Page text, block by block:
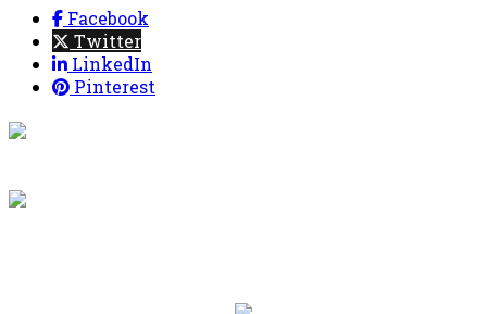
Facebook
Twitter
LinkedIn
Pinterest